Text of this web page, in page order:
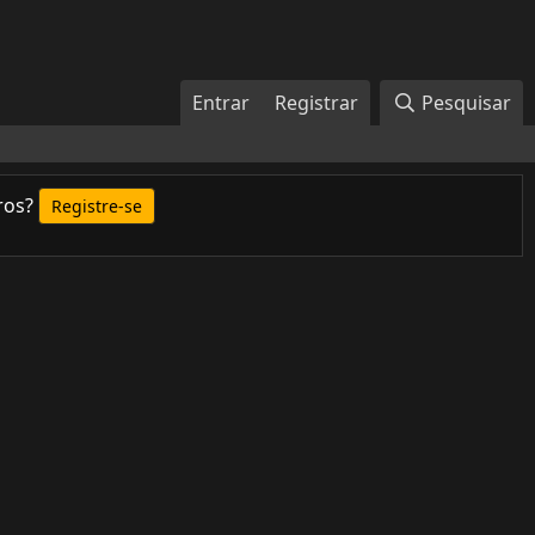
Entrar Registrar Pesquisar
Registre-se